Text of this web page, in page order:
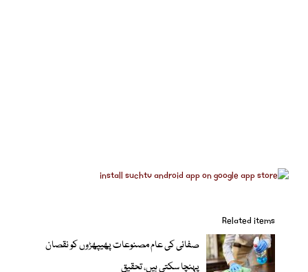
Related items
صفائی کی عام مصنوعات پھیپھڑوں کو نقصان
پہنچا سکتی ہیں، تحقیق